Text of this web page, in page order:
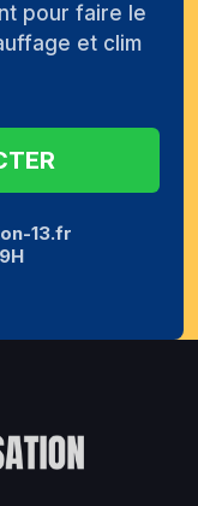
pour faire le
et clim
13.fr